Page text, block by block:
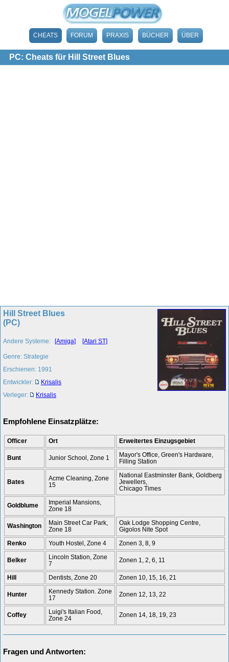
CHEATS FORUM PRAXIS BÜCHER ÜBER
PC: Cheats für Hill Street Blues
Hill Street Blues
(PC)
Andere Systeme: [Amiga] [Atari ST]
Genre: Strategie
Erschienen: 1991
Entwickler:
Krisalis
Verleger:
Krisalis
Empfohlene Einsatzplätze:
Officer Ort Erweitertes Einzugsgebiet
Bunt Junior School, Zone 1
Mayor's Office, Green's Hardware,
Filling Station
Bates
Acme Cleaning, Zone
15
National Eastminster Bank, Goldberg
Jewellers,
Chicago Times
Goldblume
Imperial Mansions,
Zone 18
Washington
Main Street Car Park,
Zone 18
Oak Lodge Shopping Centre,
Gigolos Nite Spot
Renko
Youth Hostel, Zone 4 Zonen 3, 8, 9
Belker
Lincoln Station, Zone
7
Zonen 1, 2, 6, 11
Hill Dentists, Zone 20 Zonen 10, 15, 16, 21
Hunter
Kennedy Station. Zone
17
Zonen 12, 13, 22
Coffey
Luigi's Italian Food,
Zone 24
Zonen 14, 18, 19, 23
Fragen und Antworten: